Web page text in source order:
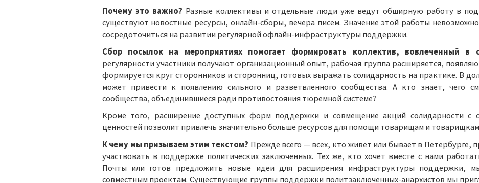
Почему это важно? Разные коллективы и отдельные люди уже ведут обширную работу в
существуют новостные ресурсы, онлайн-сборы, вечера писем. Значение этой работы
сосредоточиться на развитии регулярной офлайн-инфраструктуры поддержки.
Сбор посылок на мероприятиях помогает формировать коллектив, вовлеченный в
регулярности участники получают организационный опыт, рабочая группа расширяется,
формируется круг сторонников и сторонниц, готовых выражать солидарность на практике. В
может привести к появлению сильного и разветвленного сообщества. А кто знает, чего
сообщества, объединившиеся ради противостояния тюремной системе?
Кроме того, расширение доступных форм поддержки и совмещение акций солидарности с
ценностей позволит привлечь значительно больше ресурсов для помощи товарищам и
К чему мы призываем этим текстом? Прежде всего — всех, кто живет или бывает в Петербурге,
участвовать в поддержке политических заключенных. Тех же, кто хочет вместе с нами
Почты или готов предложить новые идеи для расширения инфраструктуры поддержки,
совместным проектам. Существующие группы поддержки политзаключенных-анархистов мы